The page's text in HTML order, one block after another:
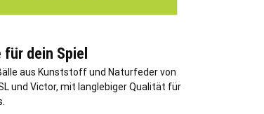
für dein Spiel
aus Kunststoff und Naturfeder von
und Victor, mit langlebiger Qualität für